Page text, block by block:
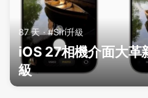
87 天 · #Siri升級
iOS 27相機介面大革
級